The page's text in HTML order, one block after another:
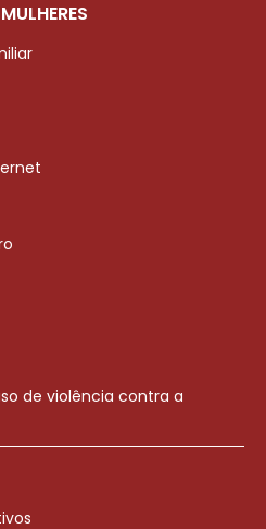
de violência contra a